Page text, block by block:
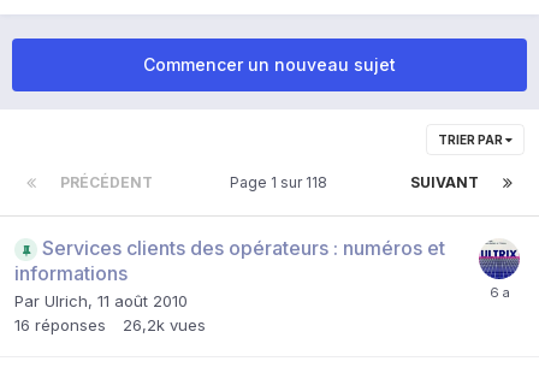
Commencer un nouveau sujet
TRIER PAR
PRÉCÉDENT SUIVANT
Page 1 sur 118
Services clients des opérateurs : numéros et
informations
Par Ulrich, 11 août 2010
16 réponses 26,2k vues